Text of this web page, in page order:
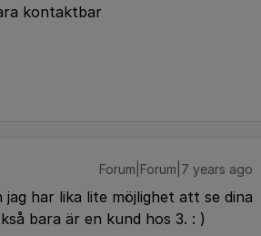
kontaktbar
Forum|Forum|7 years ago
har lika lite möjlighet att se dina
bara är en kund hos 3. : )